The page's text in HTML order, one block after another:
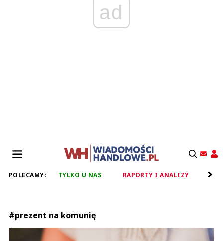
ad
POLECAMY: TYLKO U NAS RAPORTY I ANALIZY
#prezent na komunię